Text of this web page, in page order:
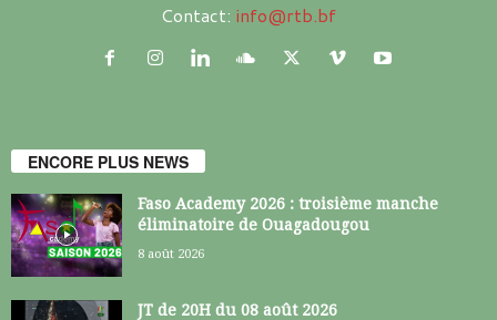
Contact: info@rtb.bf
ENCORE PLUS NEWS
Faso Academy 2026 : troisième manche
éliminatoire de Ouagadougou
8 août 2026
JT de 20H du 08 août 2026